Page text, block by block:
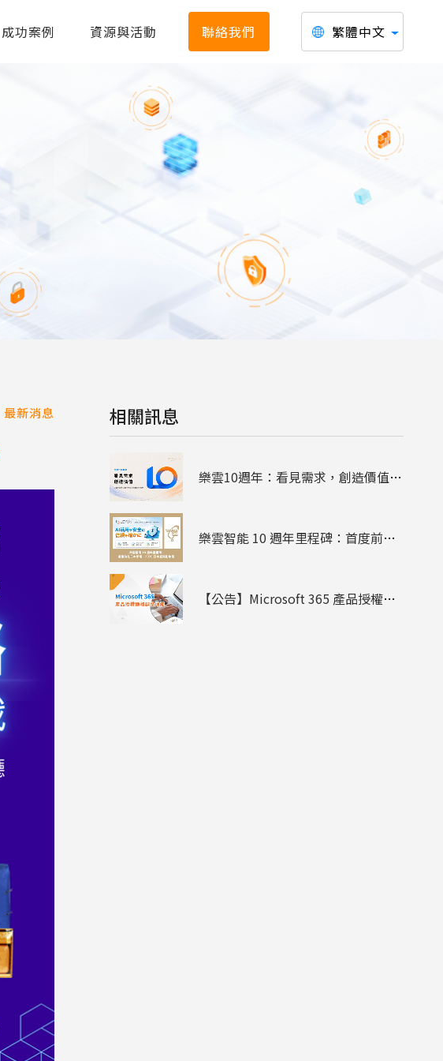
成功案例 資源與活動 聯絡我們 繁體中文
最新消息 相關訊息
樂雲10週年：看見需求，創造價值，陪企業走過雲端、資安與AI
樂雲智能 10 週年里程碑：首度前往日本參展 - 2026 日本臺灣形象展
【公告】Microsoft 365 產品授權價格調整通知